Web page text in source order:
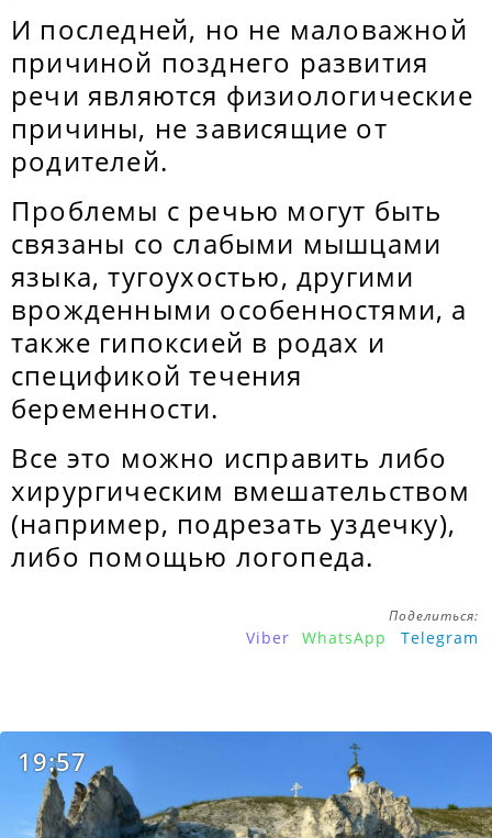
И последней, но не маловажной
причиной позднего развития
речи являются физиологические
причины, не зависящие от
родителей.
Проблемы с речью могут быть
связаны со слабыми мышцами
языка, тугоухостью, другими
врожденными особенностями, а
также гипоксией в родах и
спецификой течения
беременности.
Все это можно исправить либо
хирургическим вмешательством
(например, подрезать уздечку),
либо помощью логопеда.
Поделиться:
Viber WhatsApp Telegram
19:57